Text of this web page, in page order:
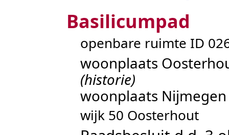
Basilicumpad
openbare ruimte ID
woonplaats
(historie)
woonplaats
wijk 50 Oosterhout